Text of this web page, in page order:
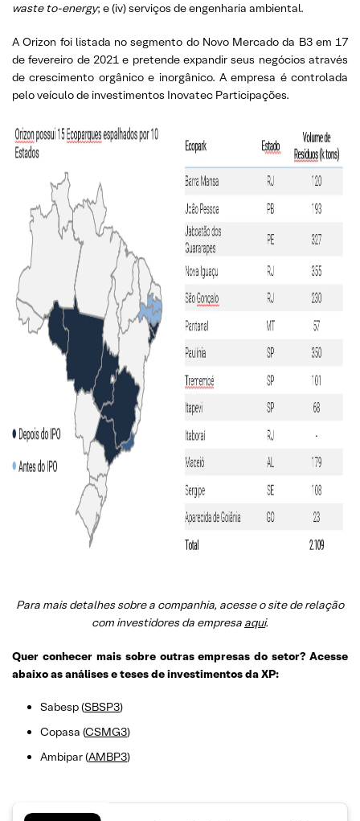
waste to-energy; e (iv) serviços de engenharia ambiental.
A Orizon foi listada no segmento do Novo Mercado da B3 em 17
de fevereiro de 2021 e pretende expandir seus negócios através
de crescimento orgânico e inorgânico. A empresa é controlada
pelo veículo de investimentos Inovatec Participações.
Para mais detalhes sobre a companhia, acesse o site de relação
com investidores da empresa aqui.
Quer conhecer mais sobre outras empresas do setor? Acesse
abaixo as análises e teses de investimentos da XP:
Sabesp (SBSP3)
Copasa (CSMG3)
Ambipar (AMBP3)